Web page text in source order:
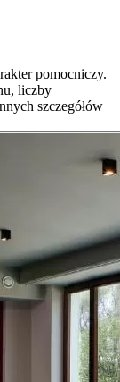
pomocniczy.
liczby
szczegółów